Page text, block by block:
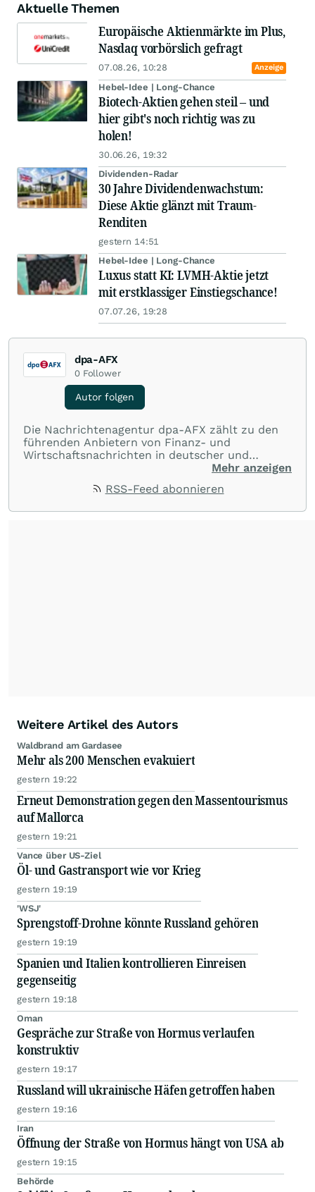
Aktuelle Themen
Europäische Aktienmärkte im Plus,
Nasdaq vorbörslich gefragt
07.08.26, 10:28 Anzeige
Hebel-Idee | Long-Chance
Biotech-Aktien gehen steil – und
hier gibt's noch richtig was zu
holen!
30.06.26, 19:32
Dividenden-Radar
30 Jahre Dividendenwachstum:
Diese Aktie glänzt mit Traum-
Renditen
gestern 14:51
Hebel-Idee | Long-Chance
Luxus statt KI: LVMH-Aktie jetzt
mit erstklassiger Einstiegschance!
07.07.26, 19:28
dpa-AFX
0 Follower
Autor folgen
Die Nachrichtenagentur dpa-AFX zählt zu den
führenden Anbietern von Finanz- und
Wirtschaftsnachrichten in deutscher und
englischer Sprache. Gestützt auf ein
dpa-AFX unabhängig, zuverlässig und schnell
Mehr anzeigen
RSS-Feed abonnieren
Weitere Artikel des Autors
Waldbrand am Gardasee
Mehr als 200 Menschen evakuiert
gestern 19:22
Erneut Demonstration gegen den Massentourismus
auf Mallorca
gestern 19:21
Vance über US-Ziel
Öl- und Gastransport wie vor Krieg
gestern 19:19
'WSJ'
Sprengstoff-Drohne könnte Russland gehören
gestern 19:19
Spanien und Italien kontrollieren Einreisen
gegenseitig
gestern 19:18
Oman
Gespräche zur Straße von Hormus verlaufen
konstruktiv
gestern 19:17
Russland will ukrainische Häfen getroffen haben
gestern 19:16
Iran
Öffnung der Straße von Hormus hängt von USA ab
gestern 19:15
Behörde